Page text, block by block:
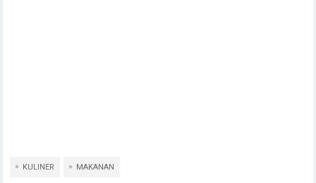
KULINER MAKANAN